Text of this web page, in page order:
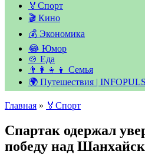
🏅Спорт
🎬 Кино
💰 Экономика
😂 Юмор
🍲 Еда
👨‍👩‍👧‍👦 Семья
🌍 Путешествия | INFOPULS
Главная » 🏅Спорт
Спартак одержал
победу над